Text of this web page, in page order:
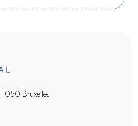
1050 Bruxelles